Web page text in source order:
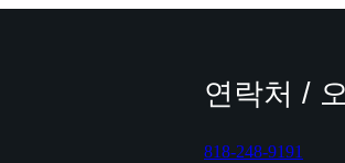
연락처 /
818-248-9191